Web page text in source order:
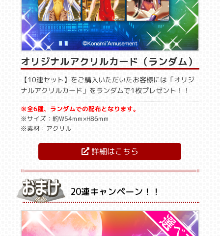
オリジナルアクリルカード（ランダム）
【10連セット】をご購入いただいたお客様には「オリジ
ナルアクリルカード」をランダムで1枚プレゼント！！
※全6種、ランダムでの配布となります。
※サイズ：約W54mm×H86mm
※素材：アクリル
詳細はこちら
20連キャンペーン！！